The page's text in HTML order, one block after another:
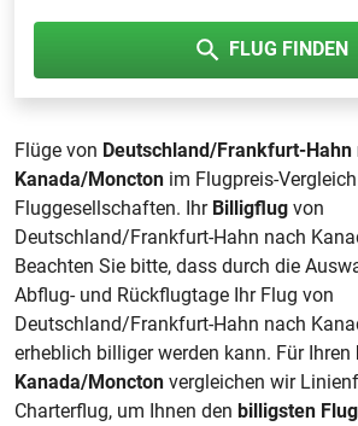
FLUG FINDEN
Flüge von Deutschland/Frankfurt-Hahn
Kanada/Moncton im Flugpreis-
Fluggesellschaften. Ihr Billigflug von
Deutschland/Frankfurt-Hahn nach
Beachten Sie bitte, dass durch die
Abflug- und Rückflugtage Ihr Flug von
Deutschland/Frankfurt-Hahn nach
erheblich billiger werden kann. Für Ihren
Kanada/Moncton vergleichen wir
Charterflug, um Ihnen den billigsten Flug